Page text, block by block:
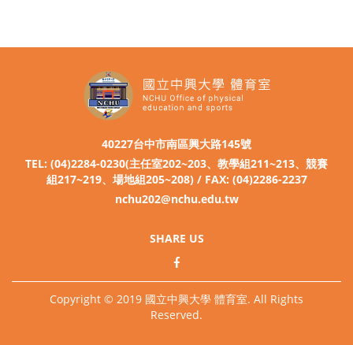
40227台中市南區興大路145號
TEL: (04)2284-0230(主任室202~203、教學組211~213、競賽
組217~219、場地組205~208) / FAX: (04)2286-2237
nchu202@nchu.edu.tw
SHARE US
Copyright © 2019 國立中興大學 體育室. All Rights
Reserved.